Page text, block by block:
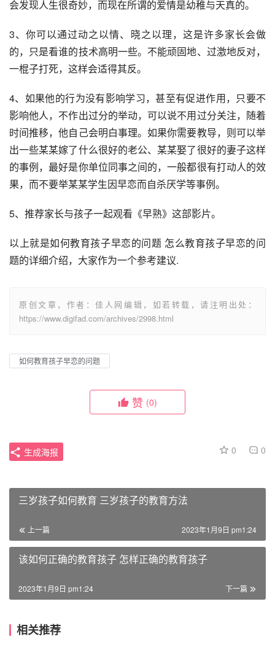
会发现人生很奇妙，而现在所谓的爱情是幼稚与天真的。
3、你可以通过动之以情、晓之以理，这是许多家长会做
的，只是看谁的技术高明一些。不能顽固地、过激地反对，
一棍子打死，这样会适得其反。
4、如果他的行为没有影响学习，甚至有促进作用，只要不
影响他人，不作出过分的举动，可以说不用过分关注，随着
时间推移，他自己会明白事理。如果你需要教导，则可以举
出一些某某嫁了什么很好的老公、某某娶了很好的妻子这样
的事例，最好是你单位同事之间的，一般都很有打动人的效
果，而不要举某某学生因早恋而自杀厌学等事例。
5、推荐家长与孩子一起观看《早熟》这部影片。
以上就是如何教育孩子早恋的问题 怎么教育孩子早恋的问
题的详细介绍，大家作为一个参考建议.
原创文章，作者：佳人网编辑，如若转载，请注明出处：
https://www.digifad.com/archives/2998.html
如何教育孩子早恋的问题
赞 (0)
0 0
生成海报
三岁孩子如何教育 三岁孩子的教育方法
上一篇 2023年1月9日 pm1:24
该如何正确的教育孩子 怎样正确的教育孩子
下一篇
2023年1月9日 pm1:24
相关推荐